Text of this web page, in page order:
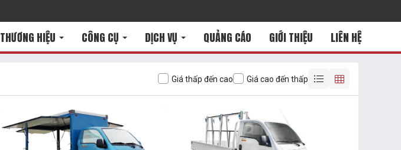
THƯƠNG HIỆU CÔNG CỤ DỊCH VỤ QUẢNG CÁO GIỚI THIỆU LIÊN HỆ
Giá thấp đến cao Giá cao đến thấp